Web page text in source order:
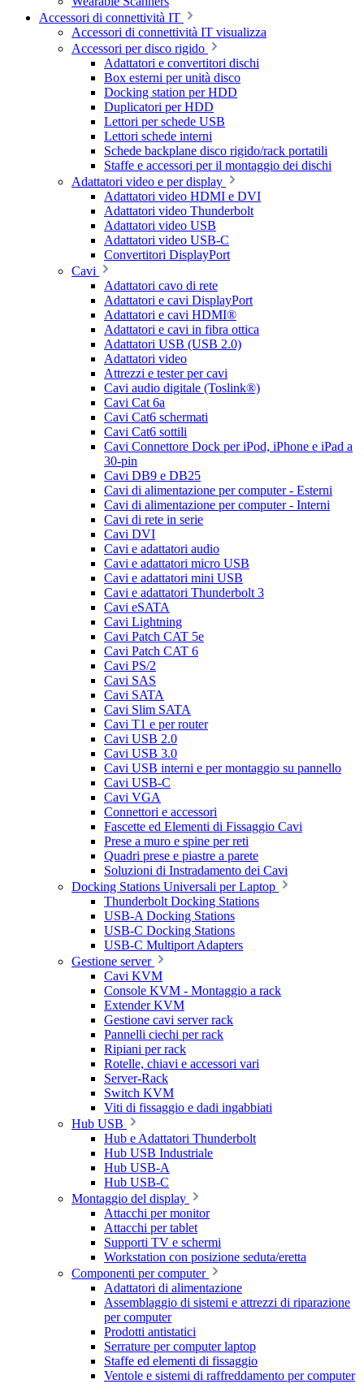
Accessori di connettività IT
Accessori di connettività IT visualizza
Accessori per disco rigido
Adattatori e convertitori dischi
Box esterni per unità disco
Docking station per HDD
Duplicatori per HDD
Lettori per schede USB
Lettori schede interni
Schede backplane disco rigido/rack portatili
Staffe e accessori per il montaggio dei dischi
Adattatori video e per display
Adattatori video HDMI e DVI
Adattatori video Thunderbolt
Adattatori video USB
Adattatori video USB-C
Convertitori DisplayPort
Cavi
Adattatori cavo di rete
Adattatori e cavi DisplayPort
Adattatori e cavi HDMI®
Adattatori e cavi in fibra ottica
Adattatori USB (USB 2.0)
Adattatori video
Attrezzi e tester per cavi
Cavi audio digitale (Toslink®)
Cavi Cat 6a
Cavi Cat6 schermati
Cavi Cat6 sottili
Cavi Connettore Dock per iPod, iPhone e iPad a
30-pin
Cavi DB9 e DB25
Cavi di alimentazione per computer - Esterni
Cavi di alimentazione per computer - Interni
Cavi di rete in serie
Cavi DVI
Cavi e adattatori audio
Cavi e adattatori micro USB
Cavi e adattatori mini USB
Cavi e adattatori Thunderbolt 3
Cavi eSATA
Cavi Lightning
Cavi Patch CAT 5e
Cavi Patch CAT 6
Cavi PS/2
Cavi SAS
Cavi SATA
Cavi Slim SATA
Cavi T1 e per router
Cavi USB 2.0
Cavi USB 3.0
Cavi USB interni e per montaggio su pannello
Cavi USB-C
Cavi VGA
Connettori e accessori
Fascette ed Elementi di Fissaggio Cavi
Prese a muro e spine per reti
Quadri prese e piastre a parete
Soluzioni di Instradamento dei Cavi
Docking Stations Universali per Laptop
Thunderbolt Docking Stations
USB-A Docking Stations
USB-C Docking Stations
USB-C Multiport Adapters
Gestione server
Cavi KVM
Console KVM - Montaggio a rack
Extender KVM
Gestione cavi server rack
Pannelli ciechi per rack
Ripiani per rack
Rotelle, chiavi e accessori vari
Server-Rack
Switch KVM
Viti di fissaggio e dadi ingabbiati
Hub USB
Hub e Adattatori Thunderbolt
Hub USB Industriale
Hub USB-A
Hub USB-C
Montaggio del display
Attacchi per monitor
Attacchi per tablet
Supporti TV e schermi
Workstation con posizione seduta/eretta
Componenti per computer
Adattatori di alimentazione
Assemblaggio di sistemi e attrezzi di riparazione
per computer
Prodotti antistatici
Serrature per computer laptop
Staffe ed elementi di fissaggio
Ventole e sistemi di raffreddamento per computer